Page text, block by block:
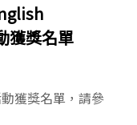
獲獎名單
獲獎名單，請參